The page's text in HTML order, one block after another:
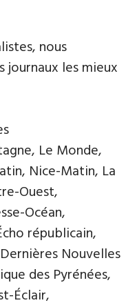
nous
journaux les mieux
Le Monde,
Nice-Matin, La
Ouest,
Océan,
républicain,
Nouvelles
des Pyrénées,
Éclair,